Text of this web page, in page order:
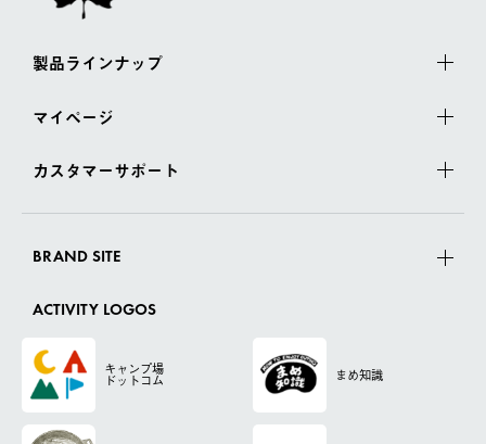
製品ラインナップ
マイページ
カスタマーサポート
BRAND SITE
ACTIVITY LOGOS
キャンプ場
ドットコム まめ知識